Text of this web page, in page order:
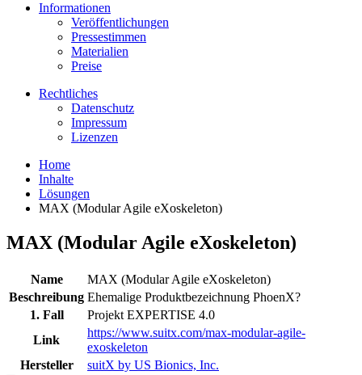
Informationen
Veröffentlichungen
Pressestimmen
Materialien
Preise
Rechtliches
Datenschutz
Impressum
Lizenzen
Home
Inhalte
Lösungen
MAX (Modular Agile eXoskeleton)
MAX (Modular Agile eXoskeleton)
Name
MAX (Modular Agile eXoskeleton)
Beschreibung Ehemalige Produktbezeichnung PhoenX?
1. Fall
Projekt EXPERTISE 4.0
Link
https://www.suitx.com/max-modular-agile-
exoskeleton
Hersteller
suitX by US Bionics, Inc.